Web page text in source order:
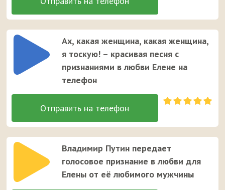
Ах, какая женщина, какая женщина,
я тоскую! – красивая песня с
признаниями в любви Елене на
телефон
Владимир Путин передает
голосовое признание в любви для
Елены от её любимого мужчины